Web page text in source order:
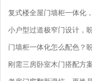
复式楼全屋门墙柜一体化
小户型过道极窄门设计，
门墙柜一体化怎么配色？
刚需三房卧室木门搭配方